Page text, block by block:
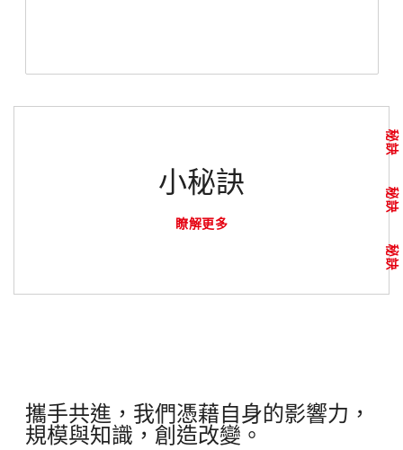
小秘訣
瞭解更多
秘訣
秘訣
秘訣
攜手共進，我們憑藉自身的影響力，
規模與知識，創造改變。